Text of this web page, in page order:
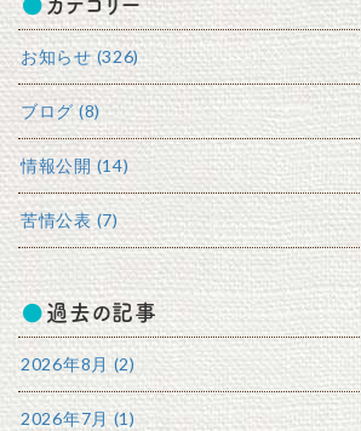
カテゴリー
お知らせ (326)
ブログ (8)
情報公開 (14)
苦情公表 (7)
過去の記事
2026年8月 (2)
2026年7月 (1)